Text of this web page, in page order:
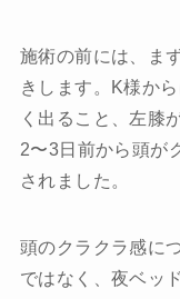
施術の前には、ま
きします。K様か
く出ること、左膝
2〜3日前から頭が
されました。
頭のクラクラ感に
ではなく、夜ベッ